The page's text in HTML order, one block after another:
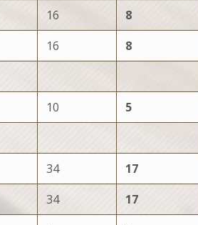
16
8
16
8
10
5
34
17
34
17